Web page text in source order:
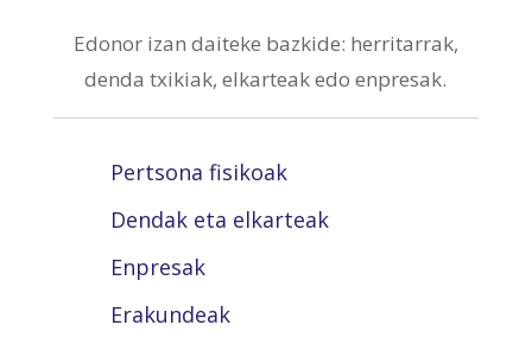
Edonor izan daiteke bazkide: herritarrak,
denda txikiak, elkarteak edo enpresak.
Pertsona fisikoak
Dendak eta elkarteak
Enpresak
Erakundeak